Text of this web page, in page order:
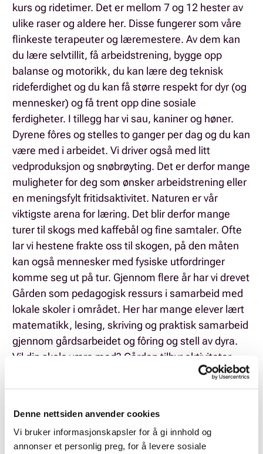
Denne nettsiden anvender cookies
Vi bruker informasjonskapsler for å gi innhold og
annonser et personlig preg, for å levere sosiale
kurs og ridetimer. Det er mellom 7 og 12 hester av
ulike raser og aldere her. Disse fungerer som våre
flinkeste terapeuter og læremestere. Av dem kan
du lære selvtillit, få arbeidstrening, bygge opp
balanse og motorikk, du kan lære deg teknisk
rideferdighet og du kan få større respekt for dyr (og
mennesker) og få trent opp dine sosiale
ferdigheter. I tillegg har vi sau, kaniner og høner.
Dyrene fôres og stelles to ganger per dag og du kan
være med i arbeidet. Vi driver også med litt
vedproduksjon og snøbrøyting. Det er derfor mange
muligheter for deg som ønsker arbeidstrening eller
en meningsfylt fritidsaktivitet. Naturen er vår
viktigste arena for læring. Det blir derfor mange
turer til skogs med kaffebål og fine samtaler. Ofte
lar vi hestene frakte oss til skogen, på den måten
kan også mennesker med fysiske utfordringer
komme seg ut på tur. Gjennom flere år har vi drevet
Gården som pedagogisk ressurs i samarbeid med
lokale skoler i området. Her har mange elever lært
matematikk, lesing, skriving og praktisk samarbeid
gjennom gårdsarbeidet og fôring og stell av dyra.
Vil din skole være med? Gården tilbyr aktiviteter
tilpasset den enkelte bruker. Ikke nøl med å ta
kontakt! Nybrot Gård ligger sentralt i Leirfjord
også ta rutebuss til og fra Sandnessjøen, Nesna-
Levang og Mosjøen hvis egen transport er